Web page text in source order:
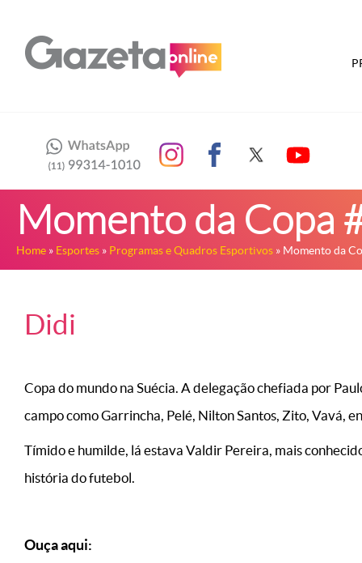
Momento da Copa
Home » Esportes » Programas e Quadros Esportivos » Momento da
Didi
Copa do mundo na Suécia. A delegação chefiada por
campo como Garrincha, Pelé, Nilton Santos, Zito, Vavá,
Tímido e humilde, lá estava Valdir Pereira, mais
história do futebol.
Ouça aqui: